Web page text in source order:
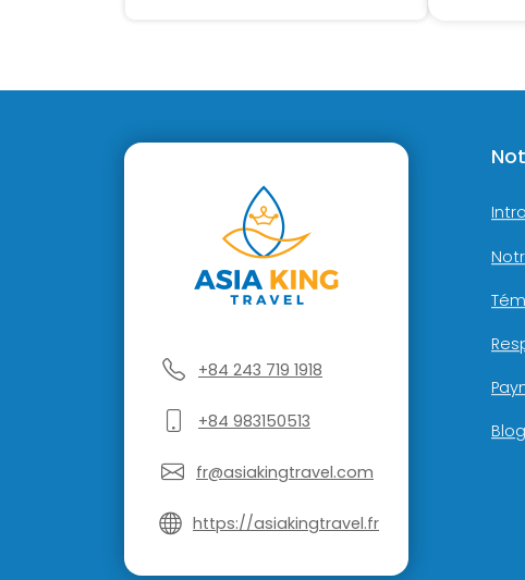
+84 243 719 1918
+84 983150513
fr@asiakingtravel.com
https://asiakingtravel.fr